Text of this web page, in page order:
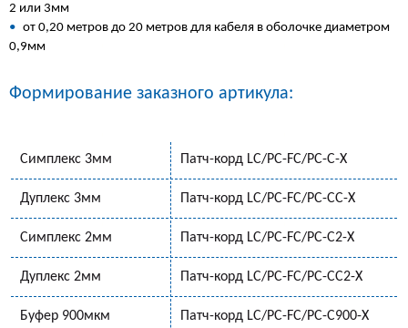
2 или 3мм
• от 0,20 метров до 20 метров для кабеля в оболочке диаметром
0,9мм
Формирование заказного артикула:
Симплекс 3мм Патч-корд LC/PC-FC/PC-C-Х
Дуплекс 3мм Патч-корд LC/PC-FC/PC-CС-X
Симплекс 2мм Патч-корд LC/PC-FC/PC-С2-Х
Дуплекс 2мм Патч-корд LC/PC-FC/PC-СС2-Х
Буфер 900мкм Патч-корд LC/PC-FC/PC-С900-Х